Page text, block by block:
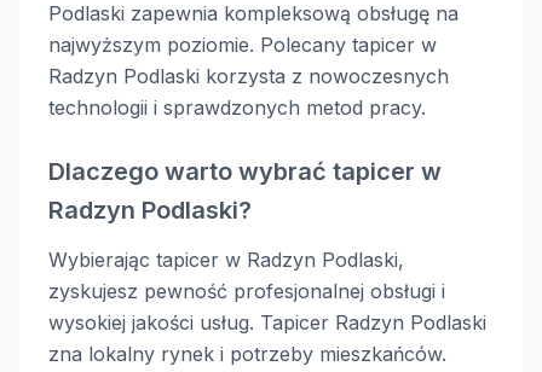
Podlaski zapewnia kompleksową obsługę na
najwyższym poziomie. Polecany tapicer w
Radzyn Podlaski korzysta z nowoczesnych
technologii i sprawdzonych metod pracy.
Dlaczego warto wybrać tapicer w
Radzyn Podlaski?
Wybierając tapicer w Radzyn Podlaski,
zyskujesz pewność profesjonalnej obsługi i
wysokiej jakości usług. Tapicer Radzyn Podlaski
zna lokalny rynek i potrzeby mieszkańców.